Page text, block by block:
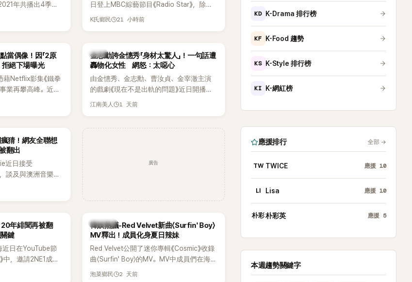
年共播出4季，
大逃脫宇宙
日登上MBC綜藝節目《Radio Star》，除了
分享近況，還罕見公開向夏季音樂節
根本只是懂了皮毛。」一番話笑翻全場，也
引發網友熱議。
K氏鄉民 21 小時前
當偶像！因「2原
絕下場曝光
Netflix影集《鐵拳
業再攀高峰。近日
道祕辛，原來他
韓星
金志勳誇金憓秀「身材太驚人」！一句話遭
轟物化女性 網怒：太噁心
由金憓秀、金志勳、曹汝貞、金宰澈主演
的戲劇《現在不是出軌的問題》近日開播，
為宣傳新作品，四位主演一同出演
江南美人 1 天前
猜！網友全聯想
翻出
近日接受
談及與澳洲音樂人
Dracula（JENNIE
廣告
年緋聞再被翻
鍵
日在YouTube節
中，邀請2NE1成員
僅回憶出道前的青
熱議討論
韓娛熱議-Red Velvet新曲〈Surfin' Boy〉
MV釋出！成員化身夏日辣妹
Red Velvet公開了迷你專輯《Cosmic》收錄
曲〈Surfin' Boy〉的MV。MV中成員們在海邊
享受夏日，展現了清爽活潑的魅力。
泡菜鄉民 2 天前
KD K-Drama 排行榜
KF K-Food 趨勢
KS K-Style 排行榜
KI K-網紅榜
應援排行 全部 →
TW TWICE 應援 10
LI Lisa 應援 10
朴彩朴彩英 應援 5
本週趨勢關鍵字